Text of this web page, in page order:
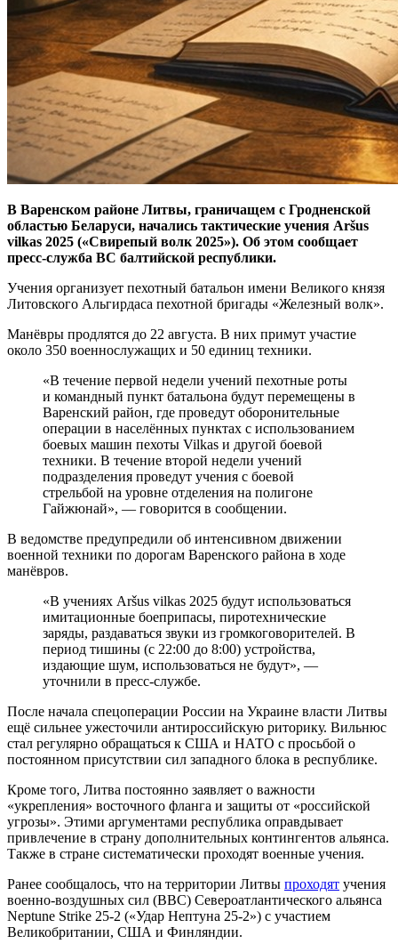
В Варенском районе Литвы, граничащем с Гродненской
областью Беларуси, начались тактические учения Aršus
vilkas 2025 («Свирепый волк 2025»). Об этом сообщает
пресс-служба ВС балтийской республики.
Учения организует пехотный батальон имени Великого князя
Литовского Альгирдаса пехотной бригады «Железный волк».
Манёвры продлятся до 22 августа. В них примут участие
около 350 военнослужащих и 50 единиц техники.
«В течение первой недели учений пехотные роты
и командный пункт батальона будут перемещены в
Варенский район, где проведут оборонительные
операции в населённых пунктах с использованием
боевых машин пехоты Vilkas и другой боевой
техники. В течение второй недели учений
подразделения проведут учения с боевой
стрельбой на уровне отделения на полигоне
Гайжюнай», — говорится в сообщении.
В ведомстве предупредили об интенсивном движении
военной техники по дорогам Варенского района в ходе
манёвров.
«В учениях Aršus vilkas 2025 будут использоваться
имитационные боеприпасы, пиротехнические
заряды, раздаваться звуки из громкоговорителей. В
период тишины (с 22:00 до 8:00) устройства,
издающие шум, использоваться не будут», —
уточнили в пресс-службе.
После начала спецоперации России на Украине власти Литвы
ещё сильнее ужесточили антироссийскую риторику. Вильнюс
стал регулярно обращаться к США и НАТО с просьбой о
постоянном присутствии сил западного блока в республике.
Кроме того, Литва постоянно заявляет о важности
«укрепления» восточного фланга и защиты от «российской
угрозы». Этими аргументами республика оправдывает
привлечение в страну дополнительных контингентов альянса.
Также в стране систематически проходят военные учения.
Ранее сообщалось, что на территории Литвы проходят учения
военно-воздушных сил (ВВС) Североатлантического альянса
Neptune Strike 25-2 («Удар Нептуна 25-2») с участием
Великобритании, США и Финляндии.